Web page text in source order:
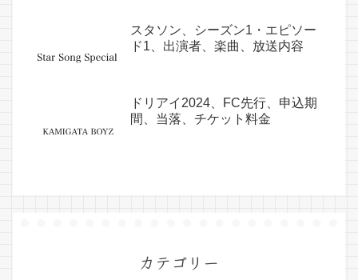
スタソン、シーズン1・エピソー
ド1、出演者、楽曲、放送内容
ドリアイ2024、FC先行、申込期
間、当落、チケット料金
カテゴリー